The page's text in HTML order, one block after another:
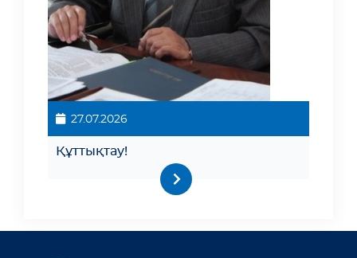
27.07.2026
Құттықтау!